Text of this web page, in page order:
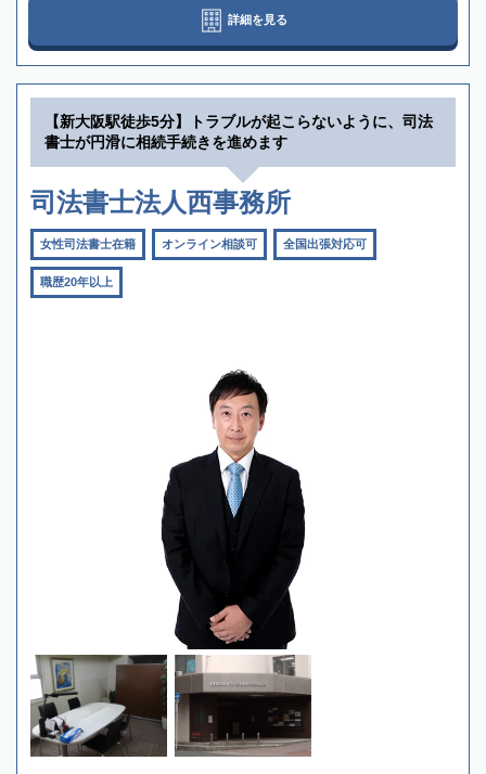
詳細を見る
【新大阪駅徒歩5分】トラブルが起こらないように、司法
書士が円滑に相続手続きを進めます
司法書士法人西事務所
女性司法書士在籍 オンライン相談可 全国出張対応可
職歴20年以上